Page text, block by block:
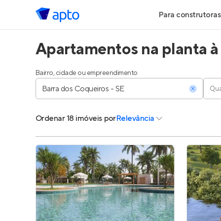
Para construtoras
Geração de
Geração de
Parcerias
Anunciar
Entrar no
Apartamentos na planta
Bairro, cidade ou empreendimento
Ordenar18 imóveis porRelevância